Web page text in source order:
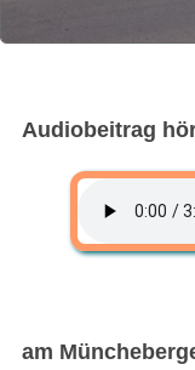
Audiobeitrag
am